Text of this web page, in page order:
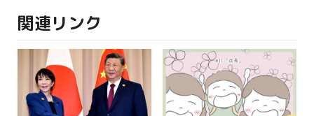
関連リンク